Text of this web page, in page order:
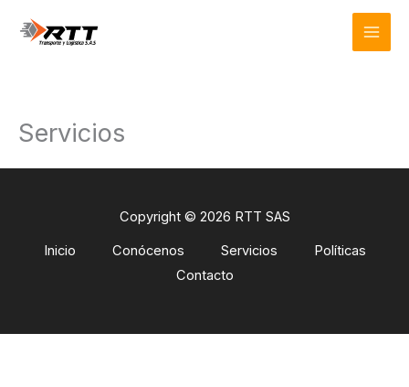
Main
Servicios
Copyright © 2026 RTT SAS
Inicio Conócenos Servicios
Políticas
Contacto